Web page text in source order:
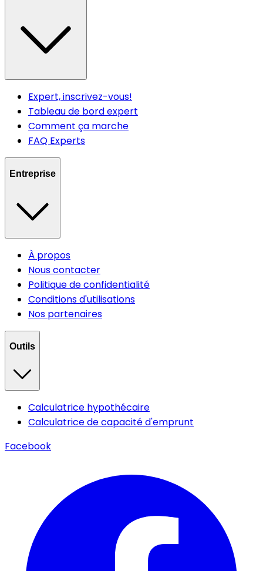
Expert, inscrivez-vous!
Tableau de bord expert
Comment ça marche
FAQ Experts
Entreprise
À propos
Nous contacter
Politique de confidentialité
Conditions d'utilisations
Nos partenaires
Outils
Calculatrice hypothécaire
Calculatrice de capacité d'emprunt
Facebook